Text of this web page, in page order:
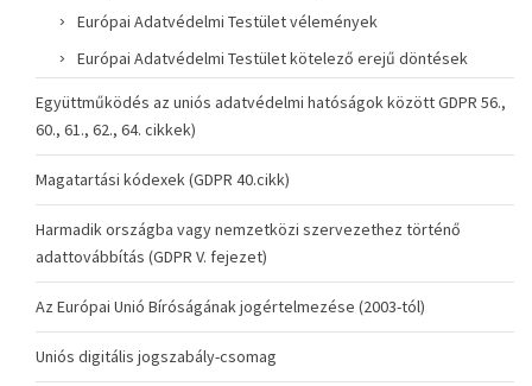
Európai Adatvédelmi Testület vélemények
Európai Adatvédelmi Testület kötelező erejű döntések
Együttműködés az uniós adatvédelmi hatóságok között GDPR 56.,
60., 61., 62., 64. cikkek)
Magatartási kódexek (GDPR 40.cikk)
Harmadik országba vagy nemzetközi szervezethez történő
adattovábbítás (GDPR V. fejezet)
Az Európai Unió Bíróságának jogértelmezése (2003-tól)
Uniós digitális jogszabály-csomag